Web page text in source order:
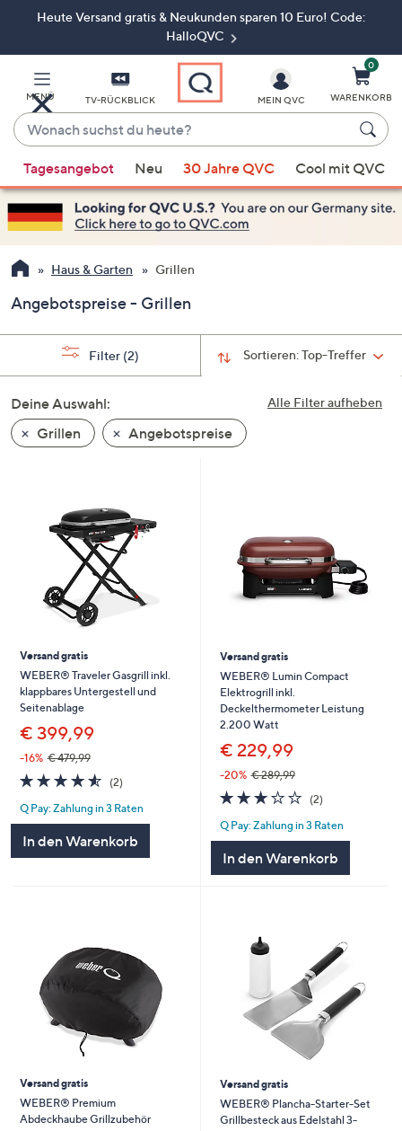
ZumHeute Versand gratis & Neukunden sparen 10 Euro! Code:
HalloQVC
MENÜ TV-RÜCKBLICK
Wonach
suchst
du
heute?
Vorschläge
verfügbar
sind,
verwenden
Sie
Pfeiltasten
nach
und
nach
unten
oder
Touch-
Geräten
um
diese
anzuzeigen.
MEIN QVC
0
WARENKORB
Tagesangebot Neu 30 Jahre QVC Cool mit QVC
Haus & Garten Grillen
Angebotspreise - Grillen
Sortieren:Top-Treffer
Filter (2)
Alle Filter aufheben
Deine Auswahl:
Grillen
Angebotspreise
Versand gratis
WEBER® Traveler Gasgrill inkl.
klappbares Untergestell und
Seitenablage
€ 399,99
-16% € 479,99
4.5
von
5
(2)2
Q Pay: Zahlung in 3 Raten
In den Warenkorb
Versand gratis
WEBER® Lumin Compact
Elektrogrill inkl.
Deckelthermometer Leistung
2.200 Watt
€ 229,99
-20% € 289,99
3.0
von
5
(2)2
Q Pay: Zahlung in 3 Raten
In den Warenkorb
Versand gratis
WEBER® Premium
Abdeckhaube Grillzubehör
Versand gratis
WEBER® Plancha-Starter-Set
Grillbesteck aus Edelstahl 3-